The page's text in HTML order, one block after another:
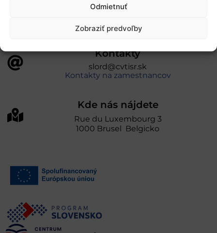
Odmietnuť
Zobraziť predvoľby
informácií SR“
Kontakty
slord@cvtisr.sk
Kontakty na zamestnancov
Kde nás nájdete
Rue du Luxembourg 3
1000 Brusel Belgicko